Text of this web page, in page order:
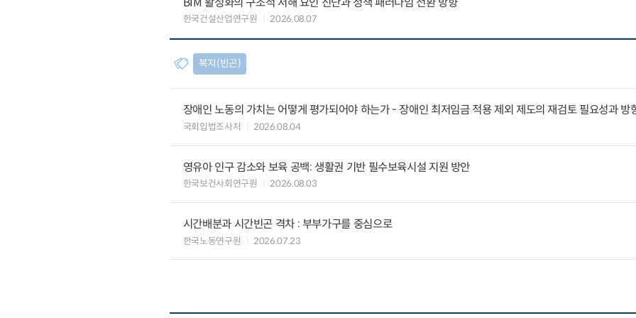
한국건설산업연구원 2026.08.07
복지(빈곤)
장애인 노동의 가치는 어떻게 평가되어야 하는가 - 장애인 최저임금 적용 제외 제도의 재검토 필요성과 방
국회입법조사처 2026.08.04
영유아 인구 감소와 보육 공백: 생활권 기반 필수보육시설 지원 방안
한국보건사회연구원 2026.08.03
시간배분과 시간빈곤 격차 : 부부가구를 중심으로
한국노동연구원 2026.07.23